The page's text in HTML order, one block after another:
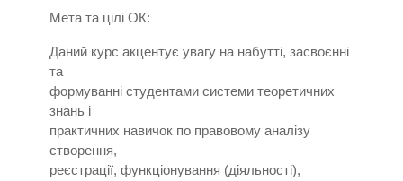
Мета та цілі ОК:
Даний курс акцентує увагу на набутті, засвоєнні
та
формуванні студентами системи теоретичних
знань і
практичних навичок по правовому аналізу
створення,
реєстрації, функціонування (діяльності),